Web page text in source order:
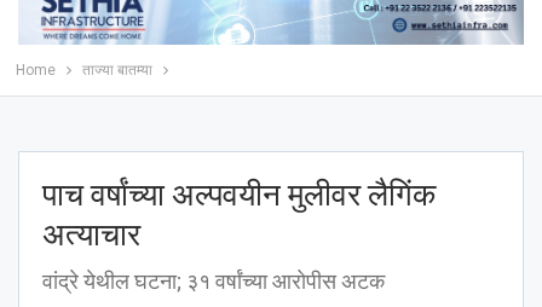
Home ताज्या बातम्या
पाच वर्षांच्या अल्पवयीन मुलीवर लैगिंक
अत्याचार
वांद्रे येथील घटना; ३१ वर्षांच्या आरोपीस अटक